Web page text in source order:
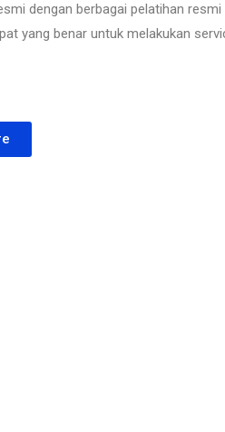
dengan berbagai pelatihan
yang benar untuk melakukan